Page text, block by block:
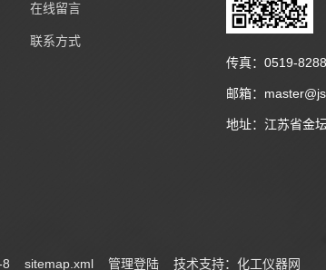
在线留言
联系方式
传真：0519-
邮箱：
地址：江苏省金
sitemap.xml 管理登陆 技术支持： 化工仪器网